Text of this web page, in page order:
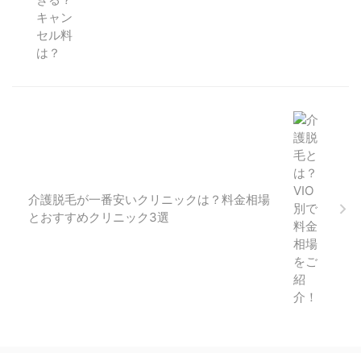
介護脱毛が一番安いクリニックは？料金相場
とおすすめクリニック3選